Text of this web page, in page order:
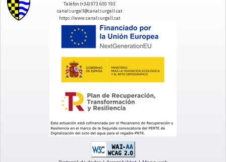
Telèfon (+34) 973 600 193
canalsurgell@canalsurgell.cat
https://www.canalsurgell.cat